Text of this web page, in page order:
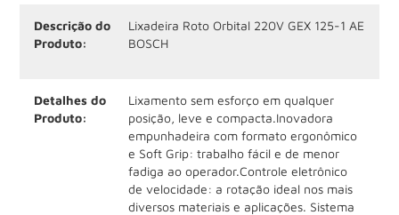
Descrição do
Produto:
Lixadeira Roto Orbital 220V GEX 125-1 AE
BOSCH
Detalhes do
Produto:
Lixamento sem esforço em qualquer
posição, leve e compacta.Inovadora
empunhadeira com formato ergonômico
e Soft Grip: trabalho fácil e de menor
fadiga ao operador.Controle eletrônico
de velocidade: a rotação ideal nos mais
diversos materiais e aplicações. Sistema